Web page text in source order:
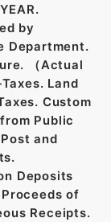
by
Department.
（Actual
Land
Custom
Public
and
Deposits
of
Receipts.